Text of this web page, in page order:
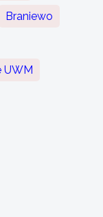
Braniewo
UWM